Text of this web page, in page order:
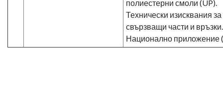
полиестерни смоли (UP).
Технически изисквания
свързващи части и връзки.
Национално приложение